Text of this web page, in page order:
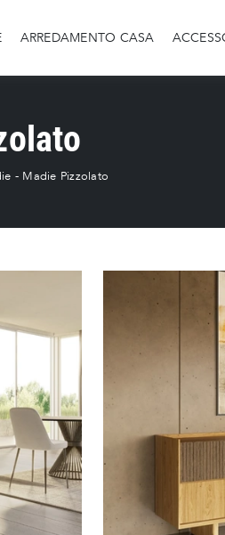
ARREDAMENTO CASA
- Madie Pizzolato